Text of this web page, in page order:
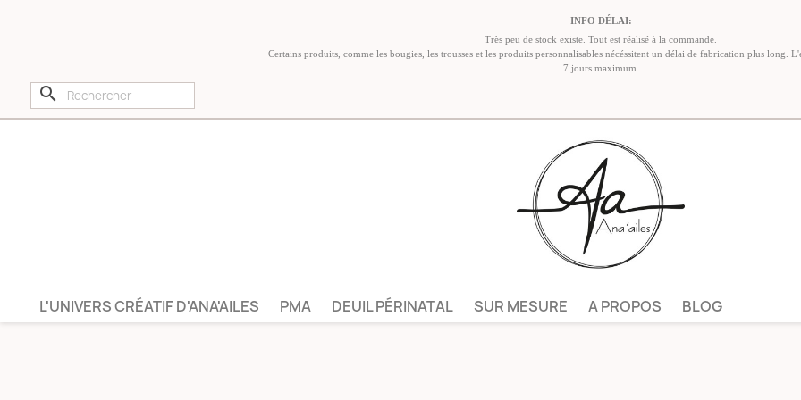
INFO DÉLAI:
Très peu de stock existe. Tout est réalisé à la commande.
Certains produits, comme les bougies, les trousses et les produits personnalisables nécéssitent un délai de fabrication plus long.
7 jours maximum.
L'UNIVERS CRÉATIF D'ANA'AILES PMA DEUIL PÉRINATAL SUR MESURE A PROPOS BLOG
search